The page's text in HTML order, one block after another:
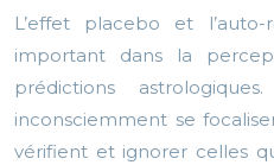
L’effet placebo et
important dans la
prédictions
inconsciemment se
vérifient et ignorer celles